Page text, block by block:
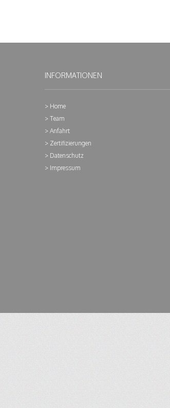
INFORMATIONEN
Home
Team
Anfahrt
Zertifizierungen
Datenschutz
Impressum